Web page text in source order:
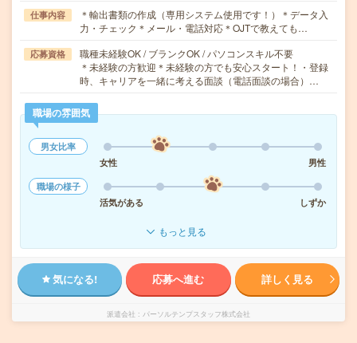
仕事内容
＊輸出書類の作成（専用システム使用です！）＊データ入
力・チェック＊メール・電話対応＊OJTで教えても…
応募資格
職種未経験OK / ブランクOK / パソコンスキル不要
＊未経験の方歓迎＊未経験の方でも安心スタート！・登録
時、キャリアを一緒に考える面談（電話面談の場合）…
職場の雰囲気
男女比率
女性
男性
職場の様子
活気がある
しずか
もっと見る
気になる! 応募へ進む 詳しく見る
派遣会社 パーソルテンプスタッフ株式会社